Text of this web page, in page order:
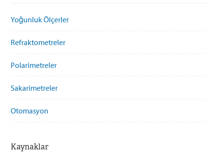
Yoğunluk Ölçerler
Refraktometreler
Polarimetreler
Sakarimetreler
Otomasyon
Kaynaklar